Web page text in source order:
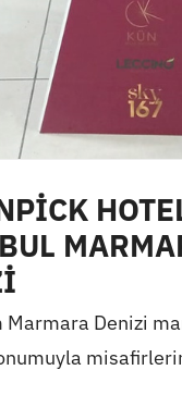
Denizi